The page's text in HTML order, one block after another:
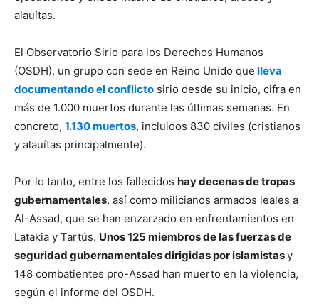
alauítas.
El Observatorio Sirio para los Derechos Humanos
(OSDH), un grupo con sede en Reino Unido que lleva
documentando el conflicto sirio desde su inicio, cifra en
más de 1.000 muertos durante las últimas semanas. En
concreto, 1.130 muertos, incluidos 830 civiles (cristianos
y alauítas principalmente).
Por lo tanto, entre los fallecidos hay decenas de tropas
gubernamentales, así como milicianos armados leales a
Al-Assad, que se han enzarzado en enfrentamientos en
Latakia y Tartús. Unos 125 miembros de las fuerzas de
seguridad gubernamentales dirigidas por islamistasy
148 combatientes pro-Assad han muerto en la violencia,
según el informe del OSDH.